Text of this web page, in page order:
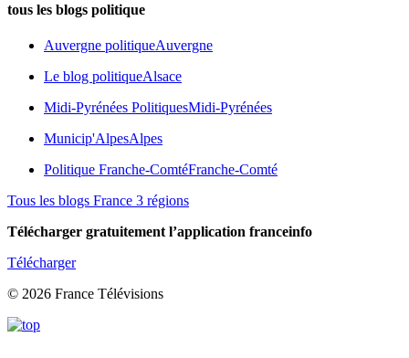
tous les blogs politique
Auvergne politiqueAuvergne
Le blog politiqueAlsace
Midi-Pyrénées PolitiquesMidi-Pyrénées
Municip'AlpesAlpes
Politique Franche-ComtéFranche-Comté
Tous les blogs France 3 régions
Télécharger gratuitement l’application franceinfo
Télécharger
© 2026 France Télévisions